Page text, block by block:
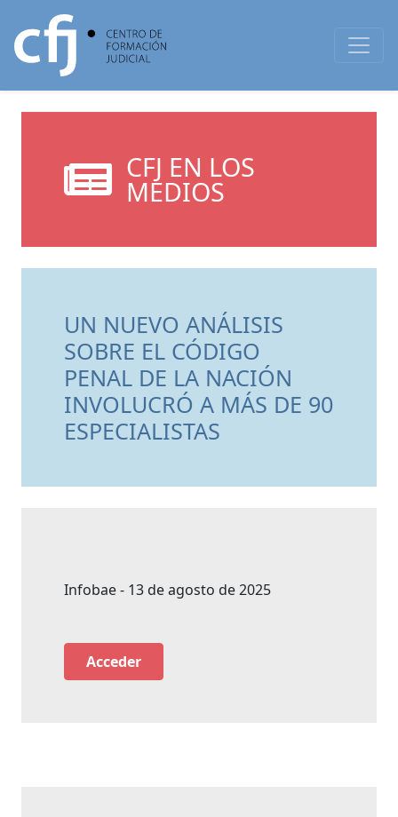
CFJ EN LOS
MEDIOS
UN NUEVO ANÁLISIS
SOBRE EL CÓDIGO
PENAL DE LA NACIÓN
INVOLUCRÓ A MÁS DE 90
ESPECIALISTAS
Infobae - 13 de agosto de 2025
Acceder